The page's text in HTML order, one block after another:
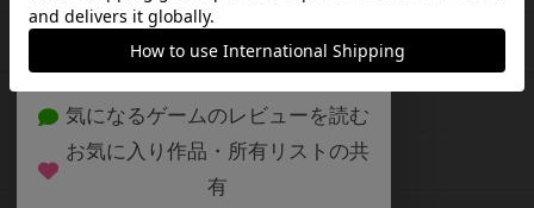
約75,000人がボドゲーマを利用中！
気になるゲームのレビューを読む
お気に入り作品・所有リストの共
有
ボードゲームの新着レビュー
ボードゲーム会情報
メカニクス特集